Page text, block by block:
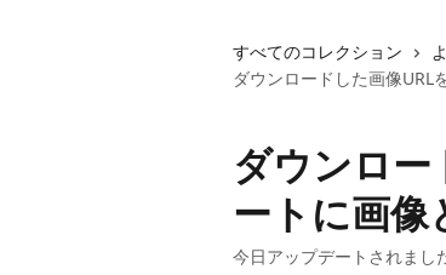
すべてのコレクション
ダウンロードした画像URL
ダウンロ
ートに画像
今日アップデートされまし